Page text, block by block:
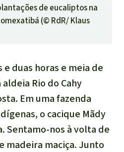
de eucaliptos na
(© RdR/ Klaus
duas horas e meia de
Rio do Cahy
Em uma fazenda
o cacique Mãdy
Sentamo-nos à volta de
madeira maciça. Junto